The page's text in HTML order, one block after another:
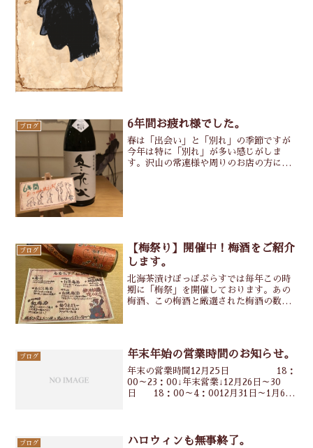
ブログ 6年間お疲れ様でした。
春は「出会い」と「別れ」の季節ですが
今年は特に「別れ」が多い感じがしま
す。沢山の常連様や周りのお店の方に支
ブログ
【梅祭り】開催中！梅酒をご紹介
します。
北海茶漬けぽっぽぷらすでは毎年この時
期に「梅祭」を開催しております。あの
梅酒、この梅酒と厳選された梅酒の数は
イト飲み放題や北海飲みReadMore...
ブログ 年末年始の営業時間のお知らせ。
年末の営業時間12月25日 18：
00～23：00↓年末営業↓12月26日～30
日 18：00～4：0012月31日～1月6
ブログ
ハロウィンも無事終了。